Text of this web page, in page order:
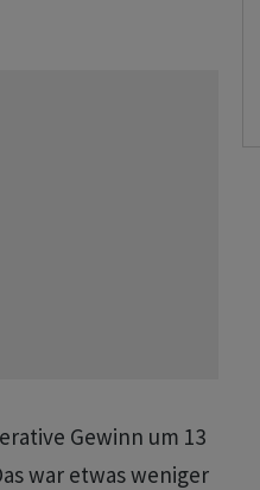
Gewinn um 13
war etwas weniger